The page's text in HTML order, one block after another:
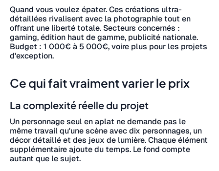
Quand vous voulez épater. Ces créations ultra-
détaillées rivalisent avec la photographie tout en
offrant une liberté totale. Secteurs concernés :
gaming, édition haut de gamme, publicité nationale.
Budget : 1 000€ à 5 000€, voire plus pour les projets
d'exception.
Ce qui fait vraiment varier le prix
La complexité réelle du projet
Un personnage seul en aplat ne demande pas le
même travail qu'une scène avec dix personnages, un
décor détaillé et des jeux de lumière. Chaque élément
supplémentaire ajoute du temps. Le fond compte
autant que le sujet.